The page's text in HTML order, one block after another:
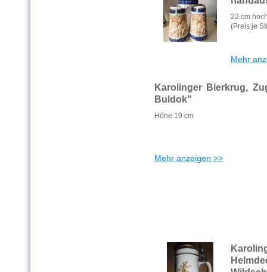
22 cm
(Preis je
Mehr
Karolinger Bierkrug,
Buldok"
Höhe 19 cm
Mehr anzeigen >>